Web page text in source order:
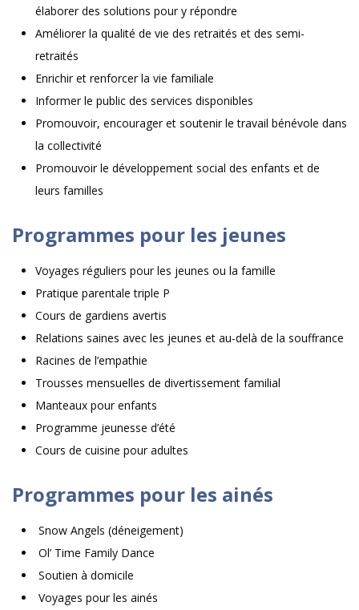
élaborer des solutions pour y répondre
Améliorer la qualité de vie des retraités et des semi-
retraités
Enrichir et renforcer la vie familiale
Informer le public des services disponibles
Promouvoir, encourager et soutenir le travail bénévole dans
la collectivité
Promouvoir le développement social des enfants et de
leurs familles
Programmes pour les jeunes
Voyages réguliers pour les jeunes ou la famille
Pratique parentale triple P
Cours de gardiens avertis
Relations saines avec les jeunes et au-delà de la souffrance
Racines de l’empathie
Trousses mensuelles de divertissement familial
Manteaux pour enfants
Programme jeunesse d’été
Cours de cuisine pour adultes
Programmes pour les ainés
Snow Angels (déneigement)
Ol’ Time Family Dance
Soutien à domicile
Voyages pour les ainés